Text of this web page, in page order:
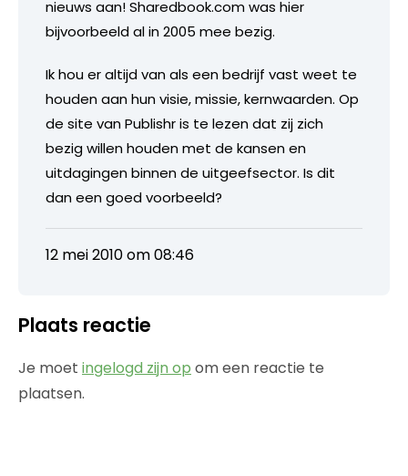
nieuws aan! Sharedbook.com was hier
bijvoorbeeld al in 2005 mee bezig.
Ik hou er altijd van als een bedrijf vast weet te
houden aan hun visie, missie, kernwaarden. Op
de site van Publishr is te lezen dat zij zich
bezig willen houden met de kansen en
uitdagingen binnen de uitgeefsector. Is dit
dan een goed voorbeeld?
12 mei 2010 om 08:46
Plaats reactie
Je moet ingelogd zijn op om een reactie te
plaatsen.